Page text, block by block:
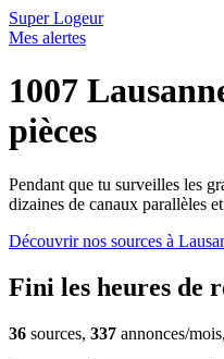
Super Logeur
Mes alertes
1007
pièces
Pendant que tu surveilles les
dizaines de canaux parallèles
Découvrir nos sources à
Fini les heures de
36 sources, 337 annonces/mois,